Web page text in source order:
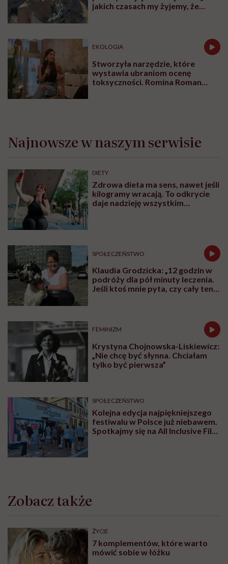
jakich czasach my żyjemy, że
EKOLOGIA
Stworzyła narzędzie, które
wystawia ubraniom ocenę
toksyczności. Romina Roman
Najnowsze w naszym serwisie
DIETY
Zdrowa dieta ma sens, nawet jeśli
kilogramy wracają. To odkrycie
daje nadzieję wszystkim
SPOŁECZEŃSTWO
Klaudia Grodzicka: „12 godzin w
podróży dla pół minuty leczenia.
Jeśli ktoś mnie pyta, czy cały ten
FEMINIZM
Krystyna Chojnowska-Liskiewicz:
„Nie chcę być słynna. Chciałam
tylko być pierwsza”
SPOŁECZEŃSTWO
Kolejna edycja najpiękniejszego
festiwalu w Polsce już niebawem.
Spotkajmy się na All Inclusive Film
Zobacz także
ŻYCIE
7 komplementów, które warto
mówić sobie w łóżku